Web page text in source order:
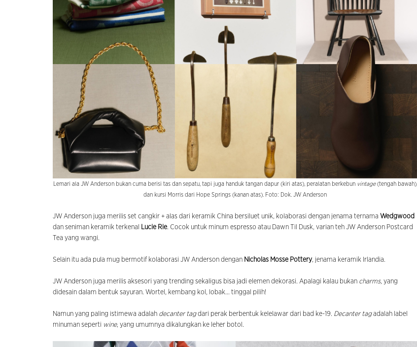
Lemari ala JW Anderson bukan cuma berisi tas dan sepatu, tapi juga handuk tangan dapur (kiri atas), peralatan berkebun vintage(tengah bawah),
dan kursi Morris dari Hope Springs (kanan atas). Foto: Dok. JW Anderson
JW Anderson juga merilis set cangkir + alas dari keramik China bersiluet unik, kolaborasi dengan jenama ternama Wedgwood
dan seniman keramik terkenal
Lucie Rie. Cocok untuk minum espresso atau Dawn Til Dusk, varian teh JW Anderson Postcard
Tea yang wangi.
Selain itu ada pula mug bermotif kolaborasi JW Anderson dengan Nicholas Mosse Pottery, jenama keramik Irlandia.
JW Anderson juga merilis aksesori yang trending sekaligus bisa jadi elemen dekorasi. Apalagi kalau bukan charms, yang
didesain dalam bentuk sayuran. Wortel, kembang kol, lobak... tinggal pilih!
Namun yang paling istimewa adalah decanter tagdari perak berbentuk kelelawar dari bad ke-19. Decanter tagadalah label
minuman seperti wine, yang umumnya dikalungkan ke leher botol.